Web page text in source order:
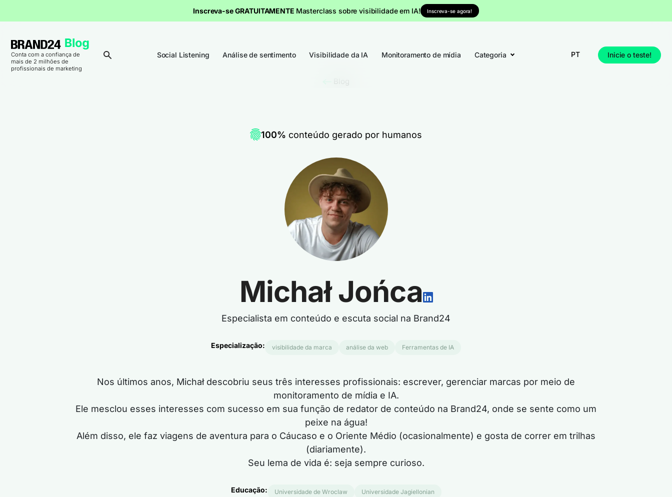
Inscreva-se GRATUITAMENTE Masterclass sobre visibilidade em IA! Inscreva-se agora!
Conta com a confiança de
mais de 2 milhões de
profissionais de marketing
Social Listening Análise de sentimento Visibilidade da IA Monitoramento de mídia Categoria PT Inicie o teste!
100% conteúdo gerado por humanos
Michał Jońca
Especialista em conteúdo e escuta social na Brand24
Especialização: visibilidade da marca análise da web Ferramentas de IA
Nos últimos anos, Michał descobriu seus três interesses profissionais: escrever, gerenciar marcas por meio de
monitoramento de mídia e IA.
Ele mesclou esses interesses com sucesso em sua função de redator de conteúdo na Brand24, onde se sente como um
peixe na água!
Além disso, ele faz viagens de aventura para o Cáucaso e o Oriente Médio (ocasionalmente) e gosta de correr em trilhas
(diariamente).
Seu lema de vida é: seja sempre curioso.
Educação: Universidade de Wroclaw Universidade Jagiellonian